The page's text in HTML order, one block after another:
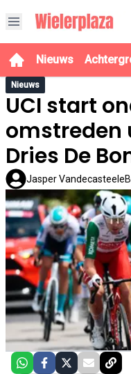
Nieuws
Nieuws
UCI start
omstreden
Dries De
Jasper Vandecasteele